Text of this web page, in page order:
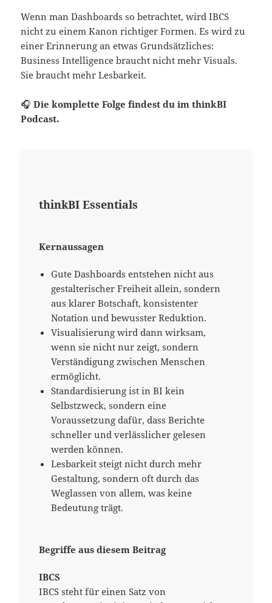
Wenn man Dashboards so betrachtet, wird IBCS
nicht zu einem Kanon richtiger Formen. Es wird zu
einer Erinnerung an etwas Grundsätzliches:
Business Intelligence braucht nicht mehr Visuals.
Sie braucht mehr Lesbarkeit.
🎧Die komplette Folge findest du im thinkBI
Podcast.
thinkBI Essentials
Kernaussagen
Gute Dashboards entstehen nicht aus
gestalterischer Freiheit allein, sondern
aus klarer Botschaft, konsistenter
Notation und bewusster Reduktion.
Visualisierung wird dann wirksam,
wenn sie nicht nur zeigt, sondern
Verständigung zwischen Menschen
ermöglicht.
Standardisierung ist in BI kein
Selbstzweck, sondern eine
Voraussetzung dafür, dass Berichte
schneller und verlässlicher gelesen
werden können.
Lesbarkeit steigt nicht durch mehr
Gestaltung, sondern oft durch das
Weglassen von allem, was keine
Bedeutung trägt.
Begriffe aus diesem Beitrag
IBCS
IBCS steht für einen Satz von